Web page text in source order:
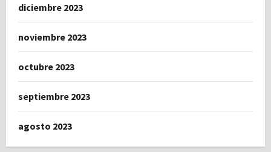
diciembre 2023
noviembre 2023
octubre 2023
septiembre 2023
agosto 2023